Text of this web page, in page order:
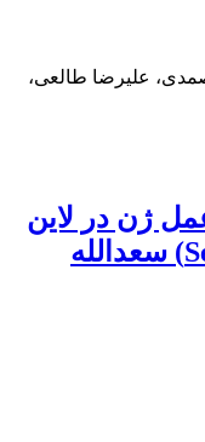
علیرضا طالعی،
ژن در لاین